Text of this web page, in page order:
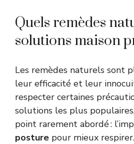
Quels remèdes
solutions maison
Les remèdes naturels sont
leur efficacité et leur
respecter certaines
solutions les plus
point rarement abordé :
posture pour mieux respirer.